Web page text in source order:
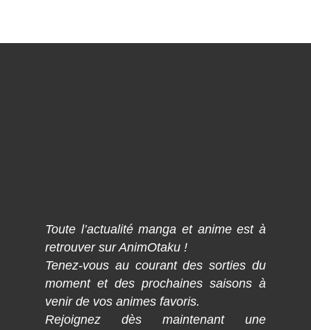
Toute l’actualité manga et anime est à
retrouver sur AnimOtaku !
Tenez-vous au courant des sorties du
moment et des prochaines saisons à
venir de vos animes favoris.
Rejoignez dès maintenant une